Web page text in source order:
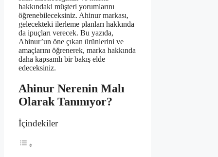
hakkındaki müşteri yorumlarını
öğrenebileceksiniz. Ahinur markası,
gelecekteki ilerleme planları hakkında
da ipuçları verecek. Bu yazıda,
Ahinur’un öne çıkan ürünlerini ve
amaçlarını öğrenerek, marka hakkında
daha kapsamlı bir bakış elde
edeceksiniz.
Ahinur Nerenin Malı
Olarak Tanınıyor?
İçindekiler